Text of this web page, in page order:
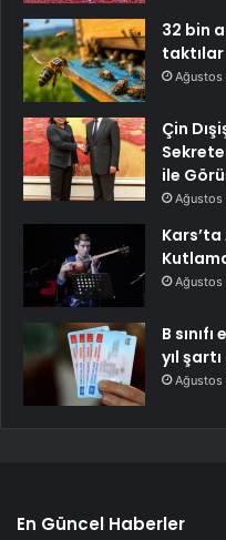
32 bin
taktılar
Ağustos
Çin
ile
Ağustos
Kars’ta
Ağustos
B
yıl
Ağustos
En Güncel Haberler